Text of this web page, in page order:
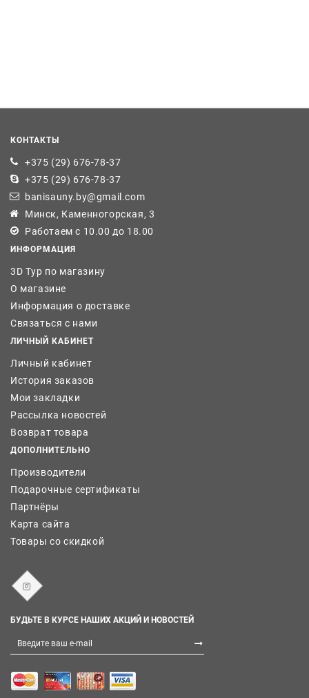
КОНТАКТЫ
+375 (29) 676-78-37
+375 (29) 676-78-37
banisauny.by@gmail.com
Минск, Каменногорская, 3
Работаем с 10.00 до 18.00
ИНФОРМАЦИЯ
3D Тур по магазину
О магазине
Информация о доставке
Связаться с нами
ЛИЧНЫЙ КАБИНЕТ
Личный кабинет
История заказов
Мои закладки
Рассылка новостей
Возврат товара
ДОПОЛНИТЕЛЬНО
Производители
Подарочные сертификаты
Партнёры
Карта сайта
Товары со скидкой
БУДЬТЕ В КУРСЕ НАШИХ АКЦИЙ И НОВОСТЕЙ